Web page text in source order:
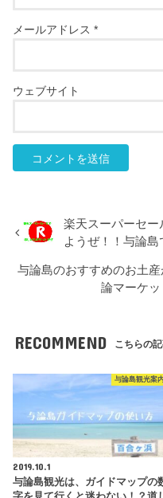
メールアドレス*
ウェブサイト
楽天スーパーセー
ようぜ！！与論島
与論島のおすすめのお土
論マーケッ
RECOMMEND こちらの
与論島観光案
2019.10.1
与論島観光は、ガイドマップの